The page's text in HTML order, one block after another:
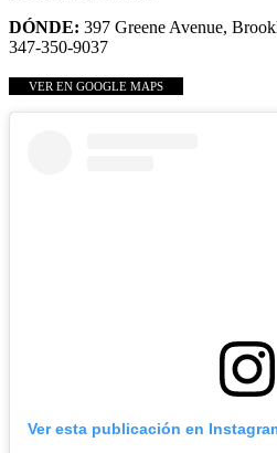
DÓNDE: 397 Greene Avenue,
347-350-9037
VER EN GOOGLE MAPS
Ver esta publicación en